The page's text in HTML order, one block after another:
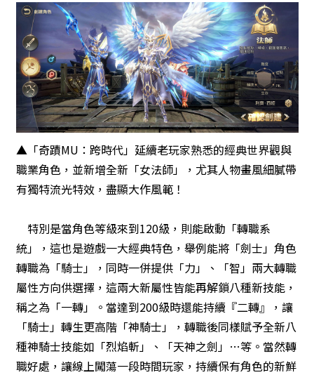
▲「奇蹟MU：跨時代」延續老玩家熟悉的經典世界觀與
職業角色，並新增全新「女法師」，尤其人物畫風細膩帶
有獨特流光特效，盡顯大作風範！
特別是當角色等級來到120級，則能啟動「轉職系
統」，這也是遊戲一大經典特色，舉例能將「劍士」角色
轉職為「騎士」，同時一併提供「力」、「智」兩大轉職
屬性方向供選擇，這兩大新屬性皆能再解鎖八種新技能，
稱之為「一轉」。當達到200級時還能持續『二轉』，讓
「騎士」轉生更高階「神騎士」，轉職後同樣賦予全新八
種神騎士技能如「烈焰斬」、「天神之劍」…等。當然轉
職好處，讓線上闖蕩一段時間玩家，持續保有角色的新鮮